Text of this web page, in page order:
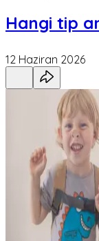
Hangi tip
12 Haziran 2026